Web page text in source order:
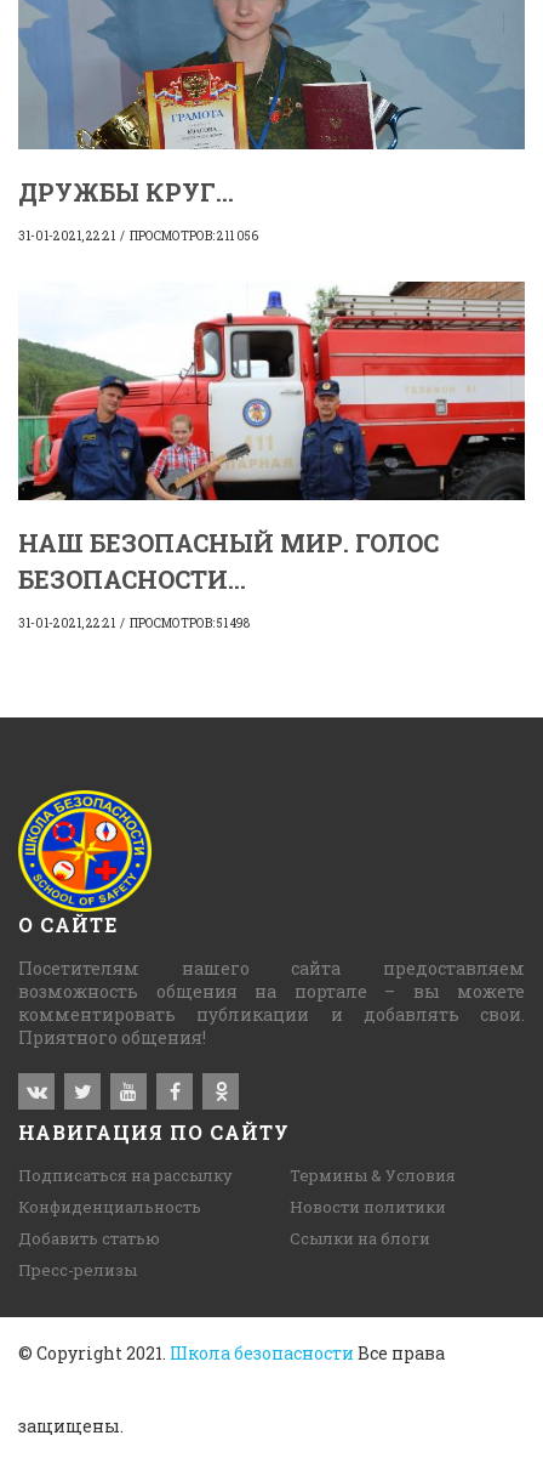
ДРУЖБЫ КРУГ...
31-01-2021, 22:21 ПРОСМОТРОВ: 211 056
НАШ БЕЗОПАСНЫЙ МИР. ГОЛОС
БЕЗОПАСНОСТИ...
31-01-2021, 22:21 ПРОСМОТРОВ: 51 498
О САЙТЕ
Посетителям нашего сайта предоставляем
возможность общения на портале – вы можете
комментировать публикации и добавлять свои.
Приятного общения!
НАВИГАЦИЯ ПО САЙТУ
Подписаться на рассылку
Термины & Условия
Конфиденциальность
Новости политики
Добавить статью
Ссылки на блоги
Пресс-релизы
© Copyright 2021. Школа безопасности Все права
защищены.